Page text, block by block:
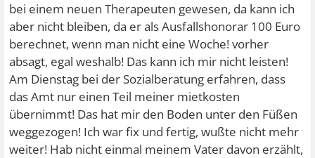
bei einem neuen Therapeuten gewesen, da kann ich
aber nicht bleiben, da er als Ausfallshonorar 100 Euro
berechnet, wenn man nicht eine Woche! vorher
absagt, egal weshalb! Das kann ich mir nicht leisten!
Am Dienstag bei der Sozialberatung erfahren, dass
das Amt nur einen Teil meiner mietkosten
übernimmt! Das hat mir den Boden unter den Füßen
weggezogen! Ich war fix und fertig, wußte nicht mehr
weiter! Hab nicht einmal meinem Vater davon erzählt,